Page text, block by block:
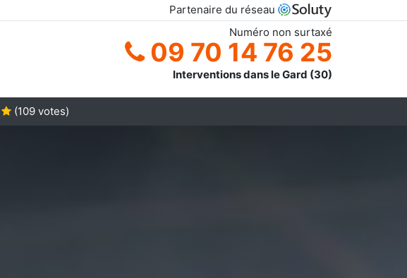
Partenaire du réseau
Numéro non surtaxé
09 70 14 76 25
Interventions dans le Gard (30)
(109 votes)